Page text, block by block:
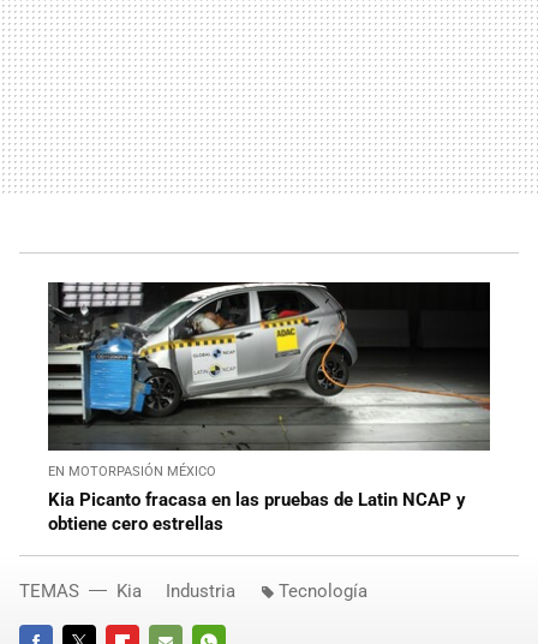
EN MOTORPASIÓN MÉXICO
Kia Picanto fracasa en las pruebas de Latin NCAP y
obtiene cero estrellas
TEMAS Kia Industria Tecnología